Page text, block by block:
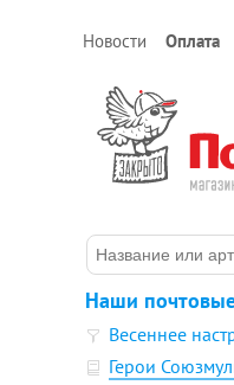
Новости Оплата
Наши
Весеннее
Герои